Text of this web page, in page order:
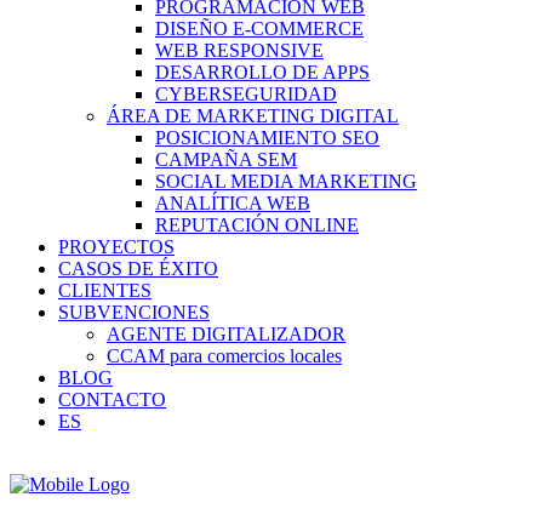
PROGRAMACIÓN WEB
DISEÑO E-COMMERCE
WEB RESPONSIVE
DESARROLLO DE APPS
CYBERSEGURIDAD
ÁREA DE MARKETING DIGITAL
POSICIONAMIENTO SEO
CAMPAÑA SEM
SOCIAL MEDIA MARKETING
ANALÍTICA WEB
REPUTACIÓN ONLINE
PROYECTOS
CASOS DE ÉXITO
CLIENTES
SUBVENCIONES
AGENTE DIGITALIZADOR
CCAM para comercios locales
BLOG
CONTACTO
ES